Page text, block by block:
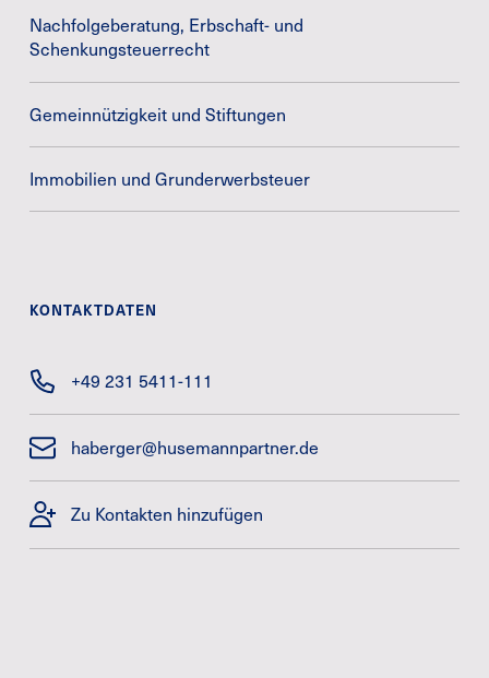
Nachfolgeberatung, Erbschaft- und
Schenkungsteuerrecht
Gemeinnützigkeit und Stiftungen
Immobilien und Grunderwerbsteuer
KONTAKTDATEN
+49 231 5411-111
haberger@husemannpartner.de
Zu Kontakten hinzufügen